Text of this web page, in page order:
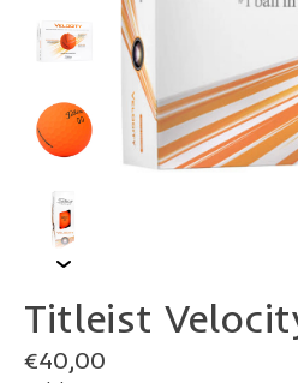
Titleist
€40,00